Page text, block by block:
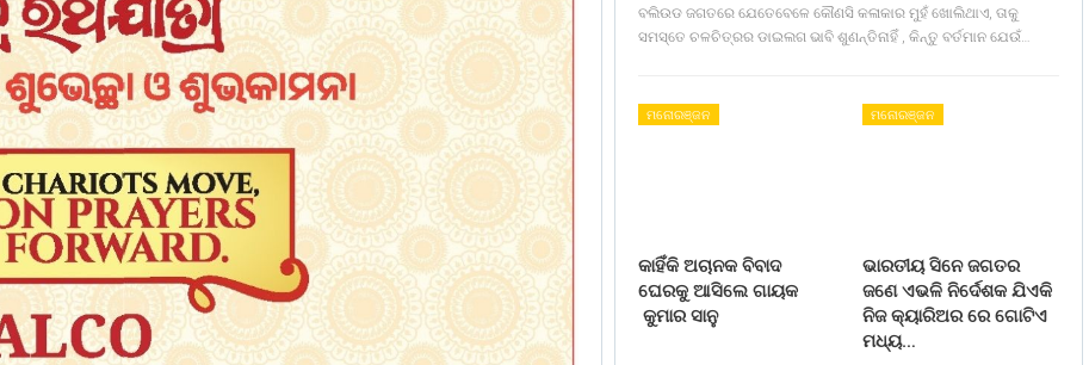
ବଲିଉଡ ଜଗତରେ ଯେତେବେଳେ କୌଣସି କଳାକାର ମୁହଁ ଖୋଲିଥାଏ, ତାକୁ
ସମସ୍ତେ ଚଳଚିତ୍ରର ଡାଇଲଗ ଭାବି ଶୁଣନ୍ତିନାହିଁ , କିନ୍ତୁ ବର୍ତମାନ ଯେଉଁ…
ମନୋରଞ୍ଜନ
କାହିଁକି ଅଚାନକ ବିବାଦ
ଘେରକୁ ଆସିଲେ ଗାୟକ
କୁମାର ସାନୁ
ମନୋରଞ୍ଜନ
ଭାରତୀୟ ସିନେ ଜଗତର
ଜଣେ ଏଭଳି ନିର୍ଦେଶକ ଯିଏକି
ନିଜ କ୍ୟାରିଅର ରେ ଗୋଟିଏ
ମଧ୍ୟ…